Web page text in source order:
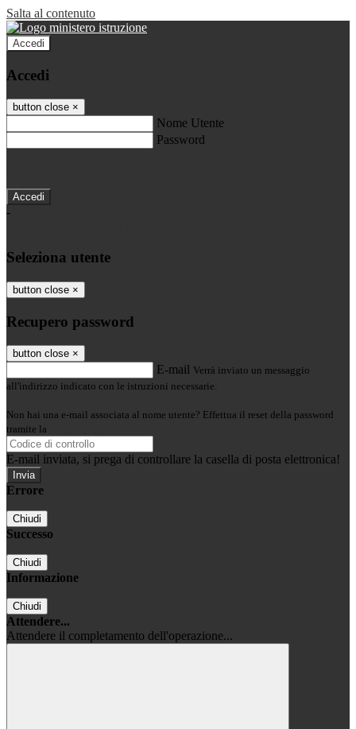
Salta al contenuto
Accedi
Accedi
button close ×
Nome Utente
Password
-
Seleziona utente
button close ×
Recupero password
button close ×
E-mail Verrà inviato un messaggio
all'indirizzo indicato con le istruzioni necessarie.
Non hai una e-mail associata al nome utente? Effettua il reset della password
tramite la
E-mail inviata, si prega di controllare la casella di posta elettronica!
Errore
Chiudi
Successo
Chiudi
Informazione
Chiudi
Attendere...
Attendere il completamento dell'operazione...